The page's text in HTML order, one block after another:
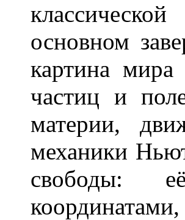
основном
картина
частиц и
материи,
механики
свободы: